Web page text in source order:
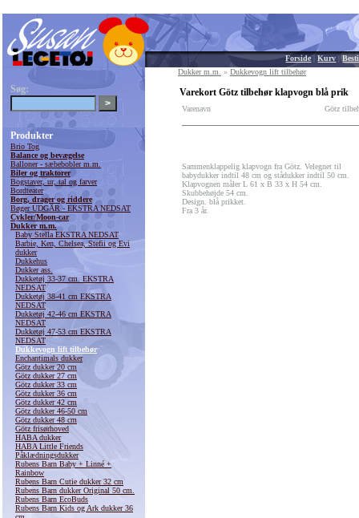
Forside|Kurv |
Søg:
Produkter
Brio Tog
Balance og bevægelse
Balloner - sæbebobler m.m.
Biler og traktorer
Bogstaver, ur, tal og farver
Bordteater
Borg, drager og riddere
Bøger UDGÅR - EKSTRA NEDSAT
Cykler/Moon-car
Dukker m.m.
Baby Stella EKSTRA NEDSAT
Barbie, Ken, Chelsea, Stefii og Evi
dukker
Dukkehus
Dukker ass.
Dukketøj 33-37 cm. EKSTRA
NEDSAT
Dukketøj 38-41 cm EKSTRA
NEDSAT
Dukketøj 42-46 cm EKSTRA
NEDSAT
Dukketøj 47-53 cm EKSTRA
NEDSAT
Dukkevogn lift tilbehør
Enchantimals dukker
Götz dukker 20 cm
Götz dukker 27 cm
Götz dukker 33 cm
Götz dukker 36 cm
Götz dukker 42 cm
Götz dukker 46-50 cm
Götz dukker 48 cm
Götz frisørhoved
HABA dukker
HABA Little Friends
Påklædningsdukker
Rubens Barn Baby + Linné +
Rainbow
Rubens Barn Cutie dukker 32 cm
Rubens Barn dukker Original 50 cm.
Rubens Barn EcoBuds
Rubens Barn Kids og Ark dukker 36
Dukker m.m. » Dukkevogn lift tilbehør
Varekort Götz tilbehør klapvogn blå prik
Varenavn Götz
Sammenklappelig klapvogn fra Götz. Velegnet til
babydukker indtil 48 cm og stådukker indtil 50 cm.
Klapvognen måler L 61 x B 33 x H 54 cm.
Skubbehøjde 54 cm.
Design. blå prikket.
Fra 3 år.